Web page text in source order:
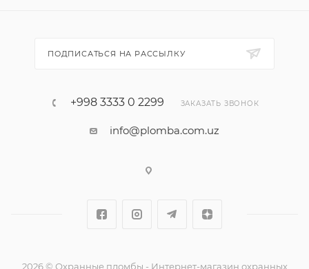
ПОДПИСАТЬСЯ НА РАССЫЛКУ
+998 3333 0 2299 ЗАКАЗАТЬ ЗВОНОК
info@plomba.com.uz
2026 © Охранные пломбы - Интернет-магазин охранных